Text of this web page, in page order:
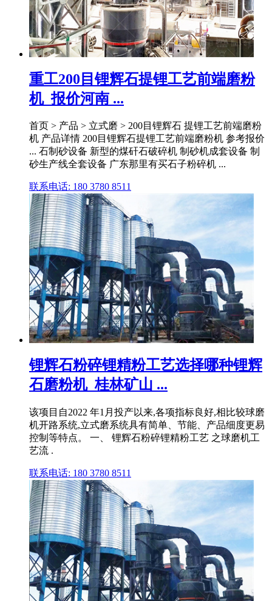
重工200目锂辉石提锂工艺前端磨粉
机_报价河南 ...
首页 > 产品 > 立式磨 > 200目锂辉石 提锂工艺前端磨粉
机 产品详情 200目锂辉石提锂工艺前端磨粉机 参考报价
... 石制砂设备 新型的煤矸石破碎机 制砂机成套设备 制
砂生产线全套设备 广东那里有买石子粉碎机 ...
联系电话: 180 3780 8511
锂辉石粉碎锂精粉工艺选择哪种锂辉
石磨粉机_桂林矿山 ...
该项目自2022 年1月投产以来,各项指标良好,相比较球磨
机开路系统,立式磨系统具有简单、节能、产品细度更易
控制等特点。 一、 锂辉石粉碎锂精粉工艺 之球磨机工
艺流 .
联系电话: 180 3780 8511